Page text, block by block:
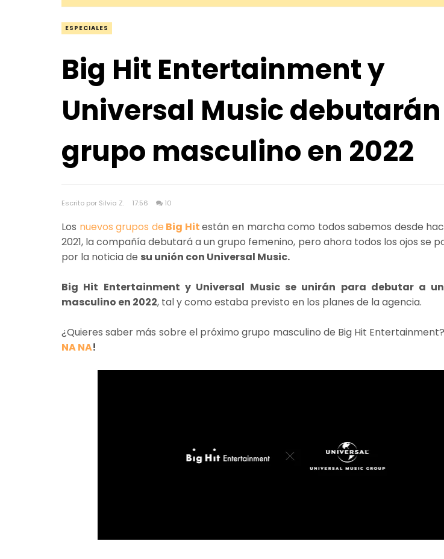
ESPECIALES
Big Hit Entertainment y
Universal Music
grupo masculino en 2022
Escrito por Silvia Z. 17:56 10
Los nuevos grupos de Big Hitestán en marcha como todos sabemos desde
2021, la compañía debutará a un grupo femenino, pero ahora todos los ojos se
por la noticia de su unión con Universal Music.
Big Hit Entertainment y Universal Music se unirán para debutar a
masculino en 2022, tal y como estaba previsto en los planes de la agencia.
¿Quieres saber más sobre el próximo grupo masculino de Big Hit Entertainment?
NA NA!